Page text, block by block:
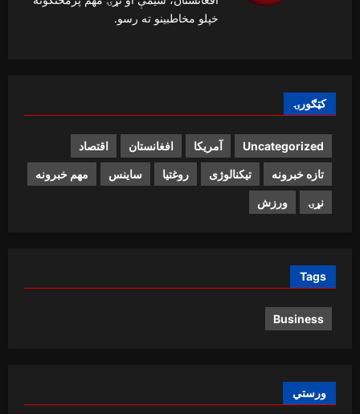
خپلو مخاطبینو ته رسو.
کټګورۍ
Uncategorized آمریکا افغانستان اقتصاد
تازه خبرونه تیکنالوژی روغتیا ساینس مهم خبرونه
نړۍ ورزش
Tags
Business
ورستي